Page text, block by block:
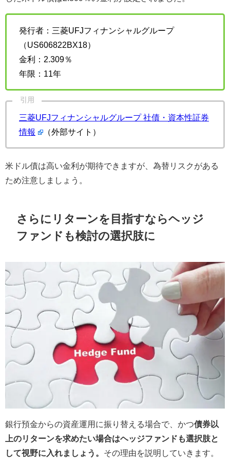
発行者：三菱UFJフィナンシャルグループ
（US606822BX18）
金利：2.309％
年限：11年
引用
三菱UFJフィナンシャルグループ 社債・資本性証券
情報
（外部サイト）
米ドル債は高い金利が期待できますが、為替リスクがある
ため注意しましょう。
さらにリターンを目指すならヘッジ
ファンドも検討の選択肢に
銀行預金からの資産運用に振り替える場合で、かつ債券以
上のリターンを求めたい場合はヘッジファンドも選択肢と
して視野に入れましょう。 その理由を説明していきます。